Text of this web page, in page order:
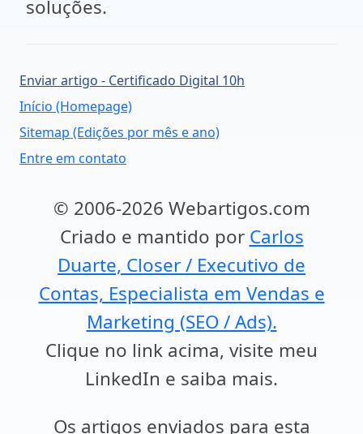
soluções.
Enviar artigo - Certificado Digital 10h
Início (Homepage)
Sitemap (Edições por mês e ano)
Entre em contato
© 2006-2026 Webartigos.com
Criado e mantido por Carlos
Duarte, Closer / Executivo de
Contas, Especialista em Vendas e
Marketing (SEO / Ads).
Clique no link acima, visite meu
LinkedIn e saiba mais.
Os artigos enviados para esta